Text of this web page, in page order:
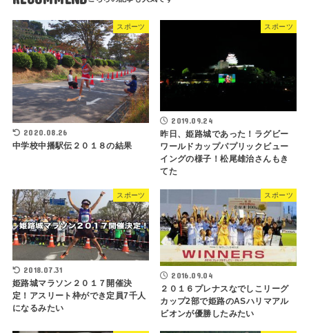
スポーツ
2020.08.26
中学校中播駅伝２０１８の結果
スポーツ
2019.09.24
昨日、姫路城であった！ラグビー
ワールドカップパプリックビュー
イングの様子！松尾雄治さんもき
てた
スポーツ
2018.07.31
姫路城マラソン２０１７開催決
定！アスリート枠ができ定員7千人
になるみたい
スポーツ
2016.09.04
２０１６プレナスなでしこリーグ
カップ2部で姫路のASハリマアル
ビオンが優勝したみたい